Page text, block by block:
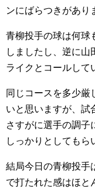
ンにばらつきがあり
青柳投手の球は何球
しましたし、逆に山
ライクとコールして
同じコースを多少厳
いと思いますが、試
さすがに選手の調子
しっかりとしてもら
結局今日の青柳投手
で打たれた感はほと